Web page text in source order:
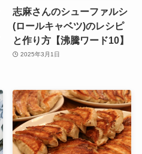
志麻さんのシューファルシ
(ロールキャベツ)のレシピ
と作り方【沸騰ワード10】
2025年3月1日